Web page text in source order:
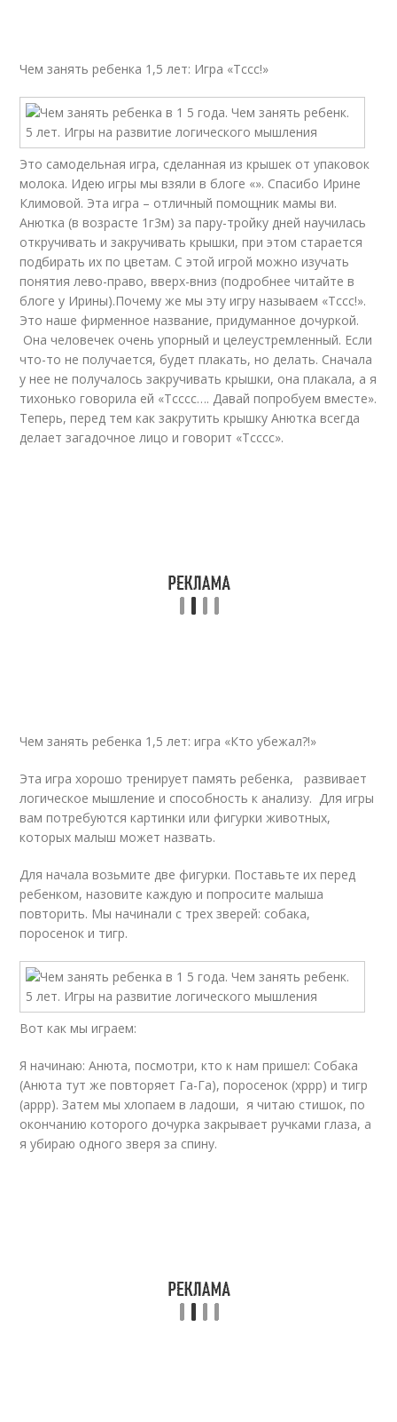
Чем занять ребенка 1,5 лет: Игра «Тссс!»
Это самодельная игра, сделанная из крышек от упаковок
молока. Идею игры мы взяли в блоге «». Спасибо Ирине
Климовой. Эта игра – отличный помощник мамы ви.
Анютка (в возрасте 1г3м) за пару-тройку дней научилась
откручивать и закручивать крышки, при этом старается
подбирать их по цветам. С этой игрой можно изучать
понятия лево-право, вверх-вниз (подробнее читайте в
блоге у Ирины).Почему же мы эту игру называем «Тссс!».
Это наше фирменное название, придуманное дочуркой.
Она человечек очень упорный и целеустремленный. Если
что-то не получается, будет плакать, но делать. Сначала
у нее не получалось закручивать крышки, она плакала, а я
тихонько говорила ей «Тсссс…. Давай попробуем вместе».
Теперь, перед тем как закрутить крышку Анютка всегда
делает загадочное лицо и говорит «Тсссс».
Чем занять ребенка 1,5 лет: игра «Кто убежал?!»
Эта игра хорошо тренирует память ребенка, развивает
логическое мышление и способность к анализу. Для игры
вам потребуются картинки или фигурки животных,
которых малыш может назвать.
Для начала возьмите две фигурки. Поставьте их перед
ребенком, назовите каждую и попросите малыша
повторить. Мы начинали с трех зверей: собака,
поросенок и тигр.
Вот как мы играем:
Я начинаю: Анюта, посмотри, кто к нам пришел: Собака
(Анюта тут же повторяет Га-Га), поросенок (хррр) и тигр
(аррр). Затем мы хлопаем в ладоши, я читаю стишок, по
окончанию которого дочурка закрывает ручками глаза, а
я убираю одного зверя за спину.